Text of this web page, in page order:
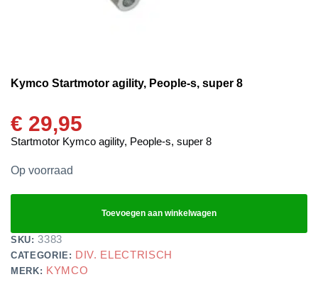
Kymco Startmotor agility, People-s, super 8
€ 29,95
Startmotor Kymco agility, People-s, super 8
Op voorraad
Toevoegen aan winkelwagen
SKU:3383
CATEGORIE: DIV. ELECTRISCH
MERK: KYMCO